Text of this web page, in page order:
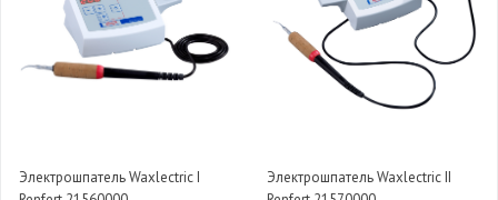
Электрошпатель Waxlectric I
Электрошпатель Waxlectric II